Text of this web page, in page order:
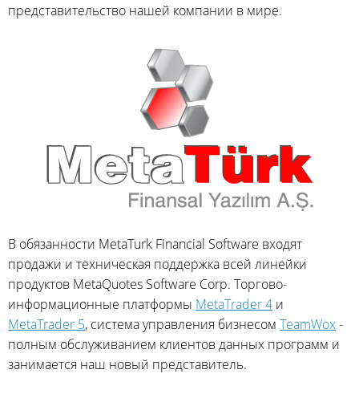
представительство нашей компании в мире.
В обязанности MetaTurk Financial Software входят
продажи и техническая поддержка всей линейки
продуктов MetaQuotes Software Corp. Торгово-
информационные платформы MetaTrader 4 и
MetaTrader 5, система управления бизнесом TeamWox-
полным обслуживанием клиентов данных программ и
занимается наш новый представитель.